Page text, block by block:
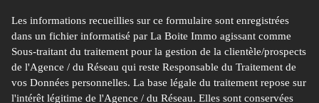
Les informations recueillies sur ce formulaire sont enregistrées
dans un fichier informatisé par La Boite Immo agissant comme
Sous-traitant du traitement pour la gestion de la clientèle/prospects
de l'Agence / du Réseau qui reste Responsable du Traitement de
vos Données personnelles. La base légale du traitement repose sur
l'intérêt légitime de l'Agence / du Réseau. Elles sont conservées